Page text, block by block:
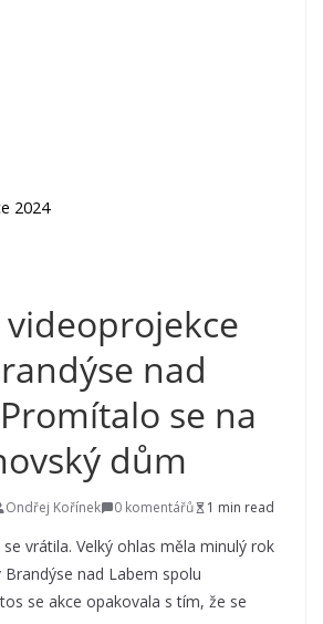
2024
nad
se na
dům
Ondřej Kořínek 0 komentářů 1 min read
vrátila. Velký ohlas měla minulý rok
Brandýse nad Labem spolu
se akce opakovala s tím, že se